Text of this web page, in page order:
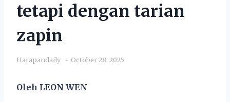
tetapi dengan tarian
zapin
Harapandaily October 28, 2025
Oleh LEON WEN